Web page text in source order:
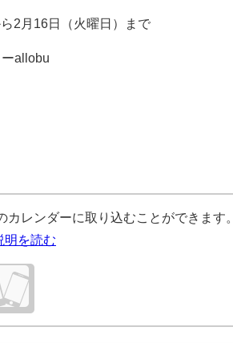
2月16日（火曜日）まで
allobu
レンダーに取り込むことができます。
明を読む